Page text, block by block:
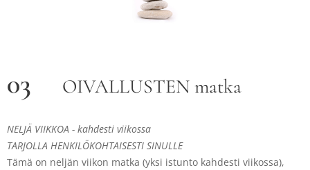
03 OIVALLUSTEN matka
NELJÄ VIIKKOA - kahdesti viikossa
TARJOLLA HENKILÖKOHTAISESTI SINULLE
Tämä on neljän viikon matka (yksi istunto kahdesti viikossa),